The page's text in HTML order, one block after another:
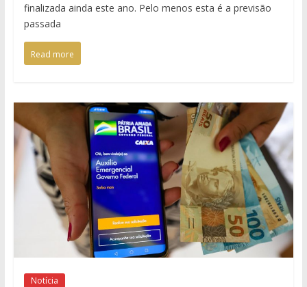
finalizada ainda este ano. Pelo menos esta é a previsão
passada
Read more
Notícia